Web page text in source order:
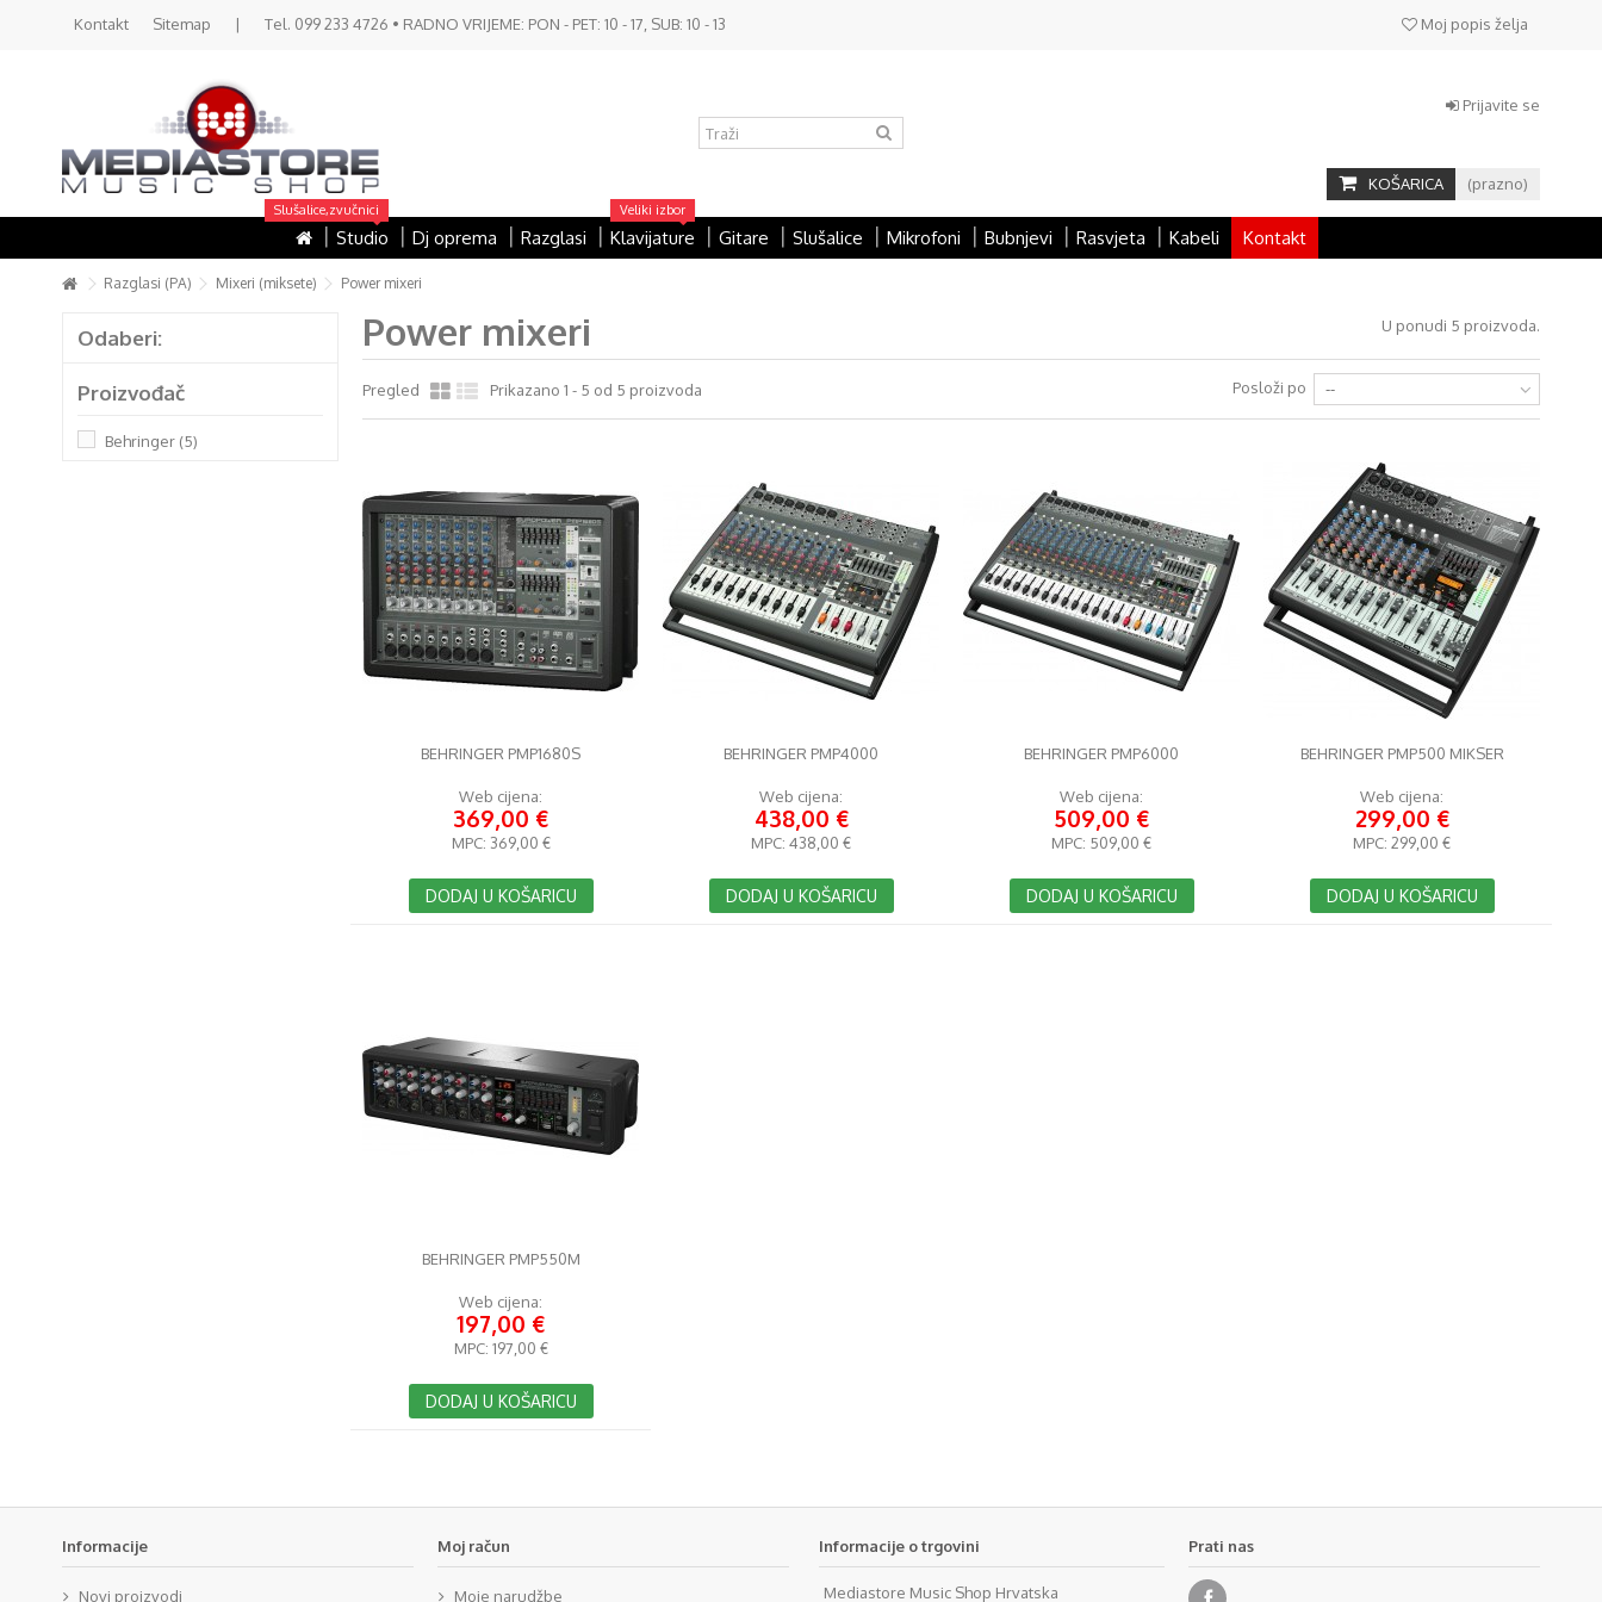
Kontakt Sitemap | Tel. 099 233 4726 • RADNO VRIJEME: PON - PET: 10 - 17, SUB: 10 - 13 Moj popis želja
Prijavite se
KOŠARICA (prazno)
Slušalice,zvučnici
Studio Dj oprema Razglasi
Veliki izbor
Klavijature Gitare Slušalice Mikrofoni Bubnjevi Rasvjeta Kabeli Kontakt
Razglasi (PA) Mixeri (miksete) Power mixeri
Power mixeri U ponudi 5 proizvoda.
Pregled Prikazano 1 - 5 od 5 proizvoda Posloži po --
BEHRINGER PMP1680S
Web cijena:
369,00 €
MPC: 369,00 €
DODAJ U KOŠARICU
BEHRINGER PMP4000
Web cijena:
438,00 €
MPC: 438,00 €
DODAJ U KOŠARICU
BEHRINGER PMP6000
Web cijena:
509,00 €
MPC: 509,00 €
DODAJ U KOŠARICU
BEHRINGER PMP500 MIKSER
Web cijena:
299,00 €
MPC: 299,00 €
DODAJ U KOŠARICU
BEHRINGER PMP550M
Web cijena:
197,00 €
MPC: 197,00 €
DODAJ U KOŠARICU
Odaberi:
Proizvođač
Behringer (5)
Informacije
Novi proizvodi
Moj račun
Moje narudžbe
Informacije o trgovini
Mediastore Music Shop Hrvatska
Prati nas